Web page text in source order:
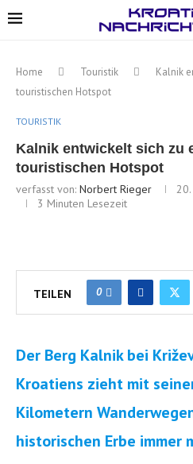
Home Touristik
Kalnik
touristischen Hotspot
TOURISTIK
Kalnik entwickelt sich zu
touristischen Hotspot
verfasst von: Norbert Rieger
3 Minuten Lesezeit
TEILEN 0
Der Berg Kalnik bei
Kroatiens zieht mit
Kilometern
historischen Erbe immer